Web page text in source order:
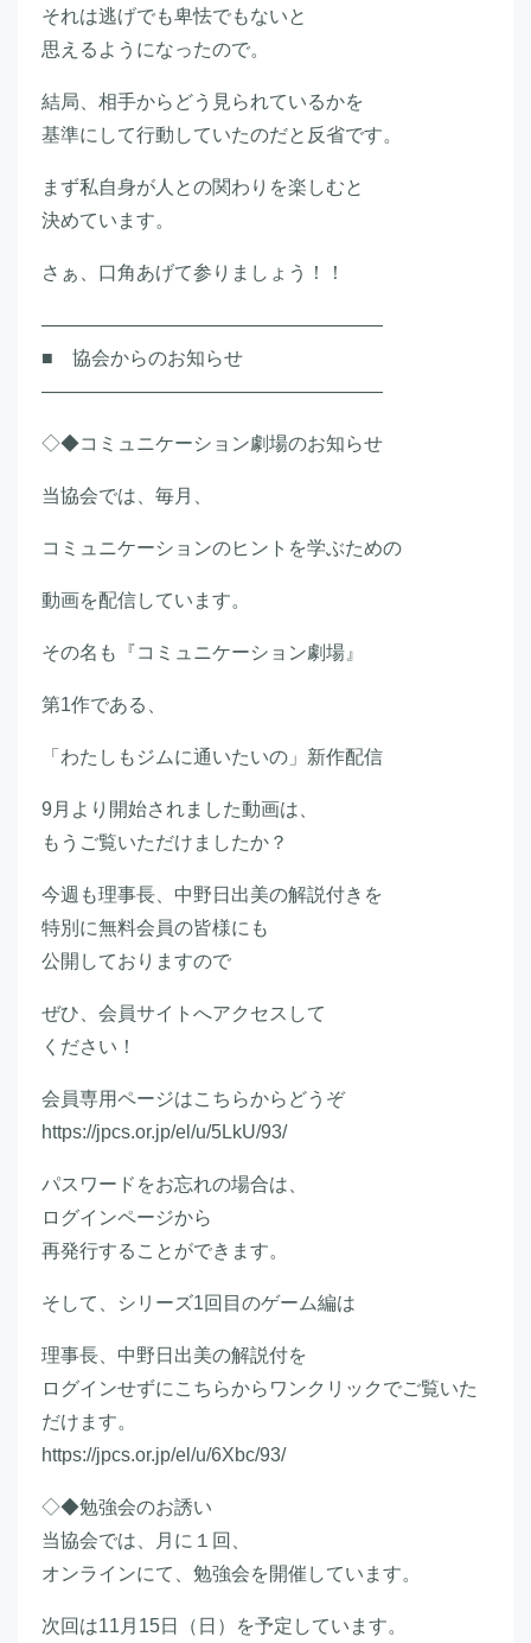
それは逃げでも卑怯でもないと
思えるようになったので。
結局、相手からどう見られているかを
基準にして行動していたのだと反省です。
まず私自身が人との関わりを楽しむと
決めています。
さぁ、口角あげて参りましょう！！
――――――――――――――――――
■ 協会からのお知らせ
――――――――――――――――――
◇◆コミュニケーション劇場のお知らせ
当協会では、毎月、
コミュニケーションのヒントを学ぶための
動画を配信しています。
その名も『コミュニケーション劇場』
第1作である、
「わたしもジムに通いたいの」新作配信
9月より開始されました動画は、
もうご覧いただけましたか？
今週も理事長、中野日出美の解説付きを
特別に無料会員の皆様にも
公開しておりますので
ぜひ、会員サイトへアクセスして
ください！
会員専用ページはこちらからどうぞ
https://jpcs.or.jp/el/u/5LkU/93/
パスワードをお忘れの場合は、
ログインページから
再発行することができます。
そして、シリーズ1回目のゲーム編は
理事長、中野日出美の解説付を
ログインせずにこちらからワンクリックでご覧いた
だけます。
https://jpcs.or.jp/el/u/6Xbc/93/
◇◆勉強会のお誘い
当協会では、月に１回、
オンラインにて、勉強会を開催しています。
次回は11月15日（日）を予定しています。